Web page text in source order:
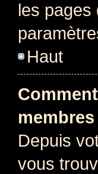
les pages
Haut
Depuis
vous